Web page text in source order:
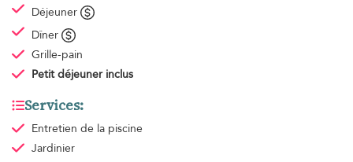
Déjeuner
Dîner
Grille-pain
Petit déjeuner inclus
Services:
Entretien de la piscine
Jardinier